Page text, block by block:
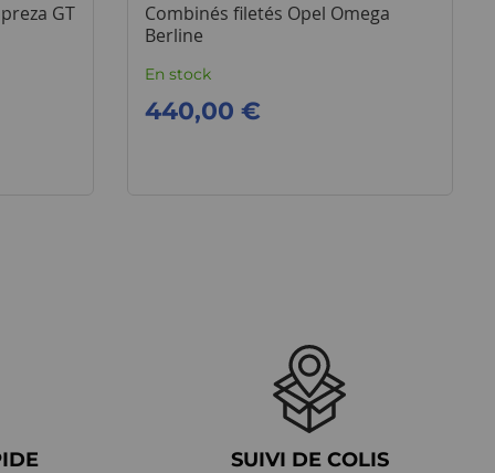
GT
Combinés filetés Opel Omega
Berline
En stock
440,00 €
SUIVI DE COLIS